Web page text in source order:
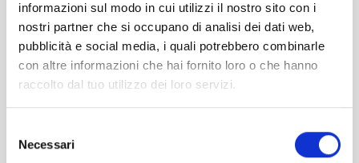
informazioni sul modo in cui utilizzi il nostro sito con i
nostri partner che si occupano di analisi dei dati web,
pubblicità e social media, i quali potrebbero combinarle
con altre informazioni che hai fornito loro o che hanno
raccolto dal tuo utilizzo dei loro servizi.
delNecessari
EVENTO CONCLUSO
TAG
GIORNATA